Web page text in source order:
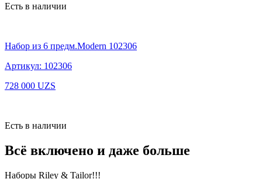
Есть в наличии
Набор из 6 предм.Modern 102306
Артикул: 102306
728 000 UZS
Есть в наличии
Всё включено и даже больше
Наборы Riley & Tailor!!!